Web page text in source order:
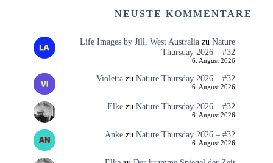
NEUSTE KOMMENTARE
Life Images by Jill, West Australiazu Nature
Thursday 2026 – #32
6. August 2026
Violettazu Nature Thursday 2026 – #32
6. August 2026
Elkezu Nature Thursday 2026 – #32
6. August 2026
Ankezu Nature Thursday 2026 – #32
6. August 2026